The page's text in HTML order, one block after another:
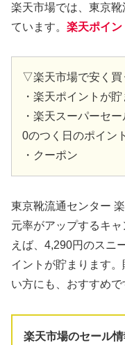
楽天市場では、東京
ています。 楽天ポイン
▽楽天市場で安く買
・楽天ポイントが
・楽天スーパーセ
0のつく日のポイン
・クーポン
東京靴流通センター
元率がアップするキ
えば、4,290円のスニ
イントが貯まります
い方にも、おすすめで
楽天市場のセール情